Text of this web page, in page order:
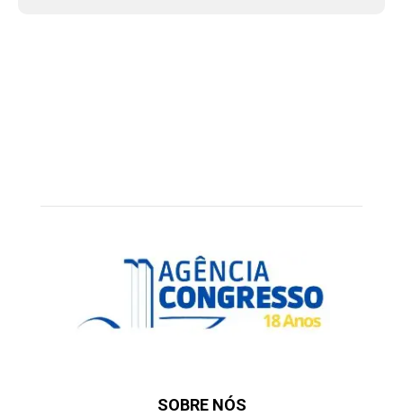
SOBRE NÓS